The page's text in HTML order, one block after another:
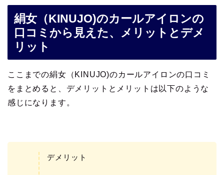
絹女（KINUJO)のカールアイロンの
口コミから見えた、メリットとデメ
リット
ここまでの絹女（KINUJO)のカールアイロンの口コミ
をまとめると、デメリットとメリットは以下のような
感じになります。
デメリット